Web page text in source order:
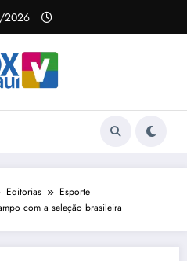
2026
Editorias
Esporte
com a seleção brasileira